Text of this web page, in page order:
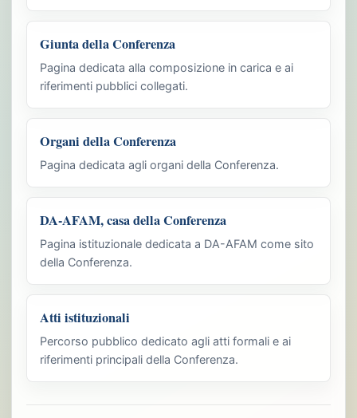
Giunta della Conferenza
Pagina dedicata alla composizione in carica e ai
riferimenti pubblici collegati.
Organi della Conferenza
Pagina dedicata agli organi della Conferenza.
DA-AFAM, casa della Conferenza
Pagina istituzionale dedicata a DA-AFAM come sito
della Conferenza.
Atti istituzionali
Percorso pubblico dedicato agli atti formali e ai
riferimenti principali della Conferenza.